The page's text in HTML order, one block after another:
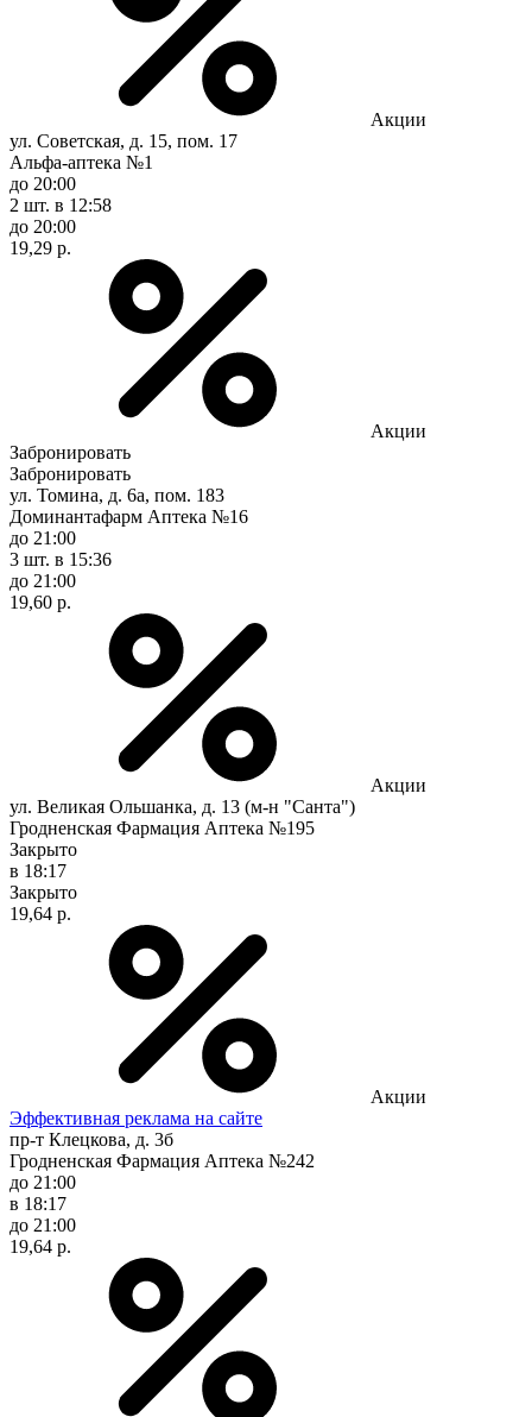
Акции
ул. Советская, д. 15, пом. 17
Альфа-аптека №1
до 20:00
2 шт. в 12:58
до 20:00
19,29 р.
Акции
Забронировать
Забронировать
ул. Томина, д. 6а, пом. 183
Доминантафарм Аптека №16
до 21:00
3 шт. в 15:36
до 21:00
19,60 р.
Акции
ул. Великая Ольшанка, д. 13 (м-н "Санта")
Гродненская Фармация Аптека №195
Закрыто
в 18:17
Закрыто
19,64 р.
Акции
Эффективная реклама на сайте
пр-т Клецкова, д. 3б
Гродненская Фармация Аптека №242
до 21:00
в 18:17
до 21:00
19,64 р.